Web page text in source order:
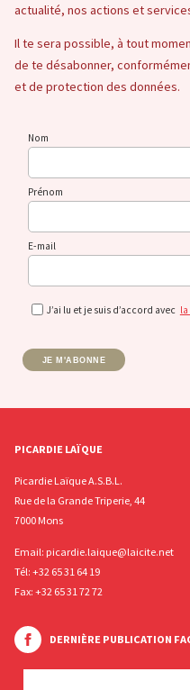
actualité, nos actions et
Il te sera possible, à tout
de te désabonner,
et de protection des données.
Nom
Prénom
E-mail
J’ai lu et je suis d’accord avec
JE M'ABONNE
PICARDIE LAÏQUE
Picardie Laïque A.S.B.L.
Rue de la Grande Triperie, 44
7000 Mons
Email: picardie.laique@laicite.net
Tél: +32 65 31 64 19
Fax: +32 65 31 72 72
DERNIÈRE PUBLICATION